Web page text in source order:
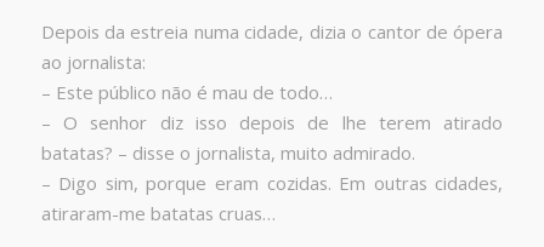
Depois da estreia numa cidade, dizia o cantor de ópera
ao jornalista:
– Este público não é mau de todo…
– O senhor diz isso depois de lhe terem atirado
batatas? – disse o jornalista, muito admirado.
– Digo sim, porque eram cozidas. Em outras cidades,
atiraram-me batatas cruas…